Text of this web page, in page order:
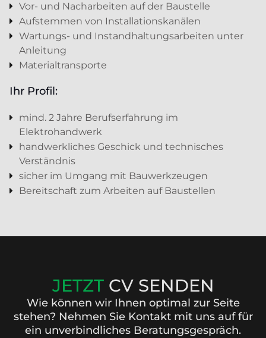
Vor- und Nacharbeiten auf der Baustelle
Aufstemmen von Installationskanälen
Wartungs- und Instandhaltungsarbeiten unter
Anleitung
Materialtransporte
Ihr Profil:
mind. 2 Jahre Berufserfahrung im
Elektrohandwerk
handwerkliches Geschick und technisches
Verständnis
sicher im Umgang mit Bauwerkzeugen
Bereitschaft zum Arbeiten auf Baustellen
JETZTCV SENDEN
Wie können wir Ihnen optimal zur Seite
stehen? Nehmen Sie Kontakt mit uns auf für
ein unverbindliches Beratungsgespräch.